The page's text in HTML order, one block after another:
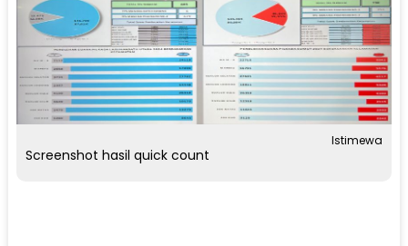
Istimewa
Screenshot hasil quick count